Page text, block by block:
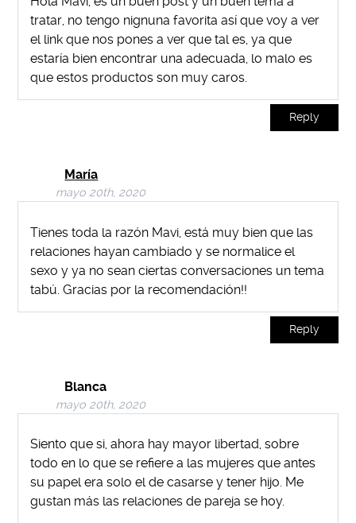
tratar, no tengo nignuna favorita así que voy a ver
el link que nos pones a ver que tal es, ya que
estaría bien encontrar una adecuada, lo malo es
que estos productos son muy caros.
Reply
María
mayo 20th, 2020
Tienes toda la razón Mavi, está muy bien que las
relaciones hayan cambiado y se normalice el
sexo y ya no sean ciertas conversaciones un tema
tabú. Gracias por la recomendación!!
Reply
Blanca
mayo 20th, 2020
Siento que si, ahora hay mayor libertad, sobre
todo en lo que se refiere a las mujeres que antes
su papel era solo el de casarse y tener hijo. Me
gustan más las relaciones de pareja se hoy.